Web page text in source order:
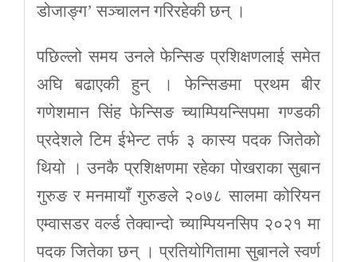
डोजाङ्ग’ सञ्चालन गरिरहेकी छन् ।
पछिल्लो समय उनले फेन्सिङ प्रशिक्षणलाई समेत
अघि बढाएकी हुन् । फेन्सिङमा प्रथम बीर
गणेशमान सिंह फेन्सिङ च्याम्पियन्सिपमा गण्डकी
प्रदेशले टिम ईभेन्ट तर्फ ३ कास्य पदक जितेको
थियो । उनकै प्रशिक्षणमा रहेका पोखराका सुबान
गुरुङ र मनमायाँ गुरुङले २०७८ सालमा कोरियन
एम्वासडर वर्ल्ड तेक्वान्दो च्याम्पियनसिप २०२१ मा
पदक जितेका छन् । प्रतियोगितामा सुबानले स्वर्ण